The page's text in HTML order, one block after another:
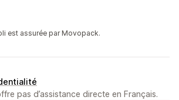
est assurée par Movopack.
pas d’assistance directe en Français.